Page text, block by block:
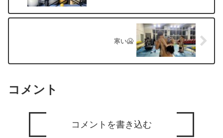
寒い🥶
コメント
コメントを書き込む